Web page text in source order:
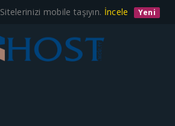
Yeni
Sitelerinizi mobile taşıyın. İncele